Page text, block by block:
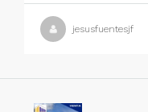
jesusfuentesjf